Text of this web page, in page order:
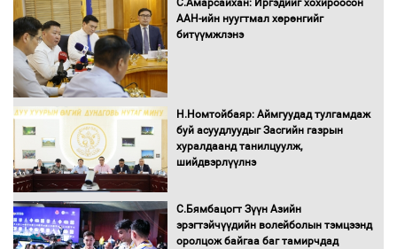
С.Амарсайхан: Иргэдийг хохироосон
ААН-ийн нуугтмал хөрөнгийг
битүүмжлэнэ
Н.Номтойбаяр: Аймгуудад тулгамдаж
буй асуудлуудыг Засгийн газрын
хуралдаанд танилцуулж,
шийдвэрлүүлнэ
С.Бямбацогт Зүүн Азийн
эрэгтэйчүүдийн волейболын тэмцээнд
оролцож байгаа баг тамирчдад